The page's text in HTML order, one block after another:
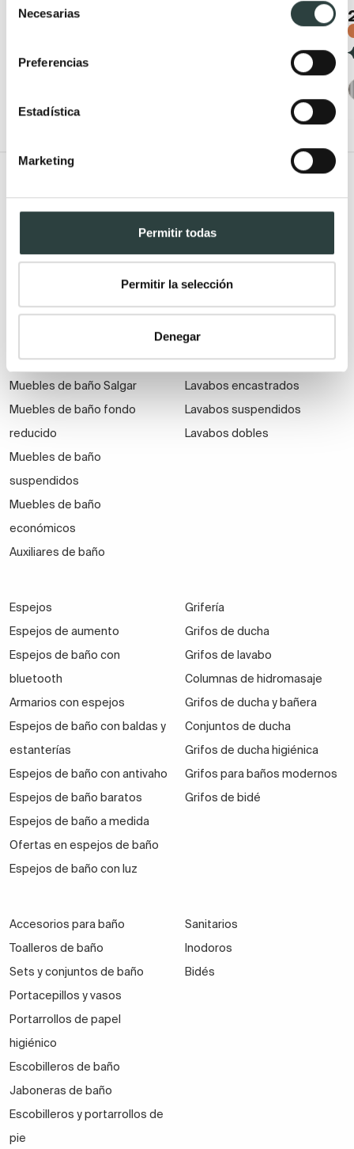
Necesarias
Preferencias
Estadística
Marketing
Permitir todas
Permitir la selección
Denegar
Muebles de baño rústicos y
Muebles de baño vintage y
Mueble de baño de madera
Muebles de baño Salgar
Muebles de baño fondo
reducido
Muebles de baño
suspendidos
Muebles de baño
económicos
Auxiliares de baño
Lavabos sobre encimera
Lavabos baratos
Lavabos pequeños
Lavabos a medida
Lavabos pedestal
Lavabos encastrados
Lavabos suspendidos
Lavabos dobles
Espejos
Espejos de aumento
Espejos de baño con
bluetooth
Armarios con espejos
Espejos de baño con baldas y
estanterías
Espejos de baño con antivaho
Espejos de baño baratos
Espejos de baño a medida
Ofertas en espejos de baño
Espejos de baño con luz
Grifería
Grifos de ducha
Grifos de lavabo
Columnas de hidromasaje
Grifos de ducha y bañera
Conjuntos de ducha
Grifos de ducha higiénica
Grifos para baños modernos
Grifos de bidé
Accesorios para baño
Toalleros de baño
Sets y conjuntos de baño
Portacepillos y vasos
Portarrollos de papel
higiénico
Escobilleros de baño
Jaboneras de baño
Escobilleros y portarrollos de
pie
Sanitarios
Inodoros
Bidés